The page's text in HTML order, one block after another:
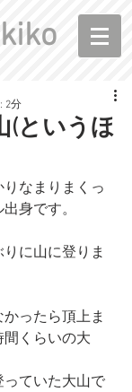
(というほ
2分
なまりまくっ
身です。
に山に登りま
ったら頂上ま
くらいの大
ていた大山で